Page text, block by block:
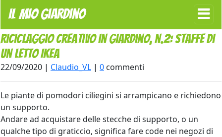
Il Mio Giardino
Riciclaggio creativo in giardino, n.2: staffe di
un letto Ikea
22/09/2020 | Claudio_VL | 0 commenti
Le piante di pomodori ciliegini si arrampicano e richiedono
un supporto.
Andare ad acquistare delle stecche di supporto, o un
qualche tipo di graticcio, significa fare code nei negozi di